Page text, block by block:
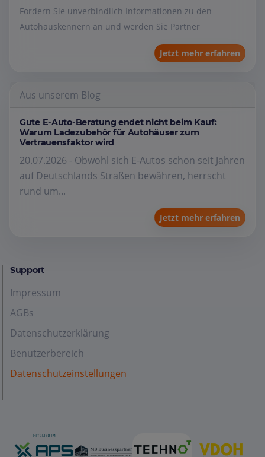
Fordern Sie unverbindlich Informationen zu den
Autohauskennern an und werden Sie Partner
Jetzt mehr erfahren
Aus unserem Blog
Gute E-Auto-Beratung endet nicht beim Kauf:
Warum Ladezubehör für Autohäuser zum
Vertrauensfaktor wird
20.07.2026 - Obwohl sich E-Autos schon seit Jahren
auf Deutschlands Straßen bewähren, herrscht
rund um...
Jetzt mehr erfahren
Support
Impressum
AGBs
Datenschutzerklärung
Benutzerbereich
Datenschutzeinstellungen